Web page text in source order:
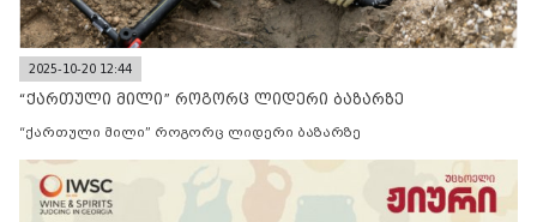
2025-10-20 12:44
“ქართული მილი” როგორც ლიდერი ბაზარზე
“ქართული მილი” როგორც ლიდერი ბაზარზე